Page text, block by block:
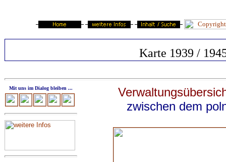
Karte 1939 /
Mit uns im Dialog bleiben ... Verwaltung
zwischen dem